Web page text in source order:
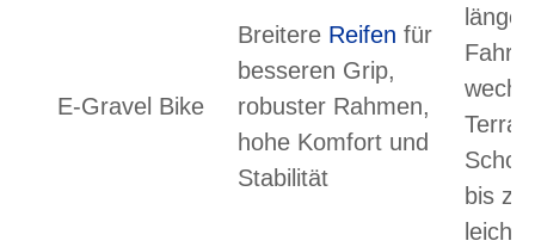
E-Gravel Bike
Breitere Reifen für
besseren Grip,
robuster Rahmen,
hohe Komfort und
Stabilität
bis zu